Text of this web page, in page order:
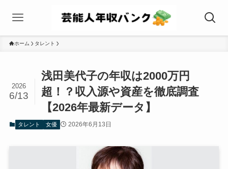
ホーム タレント
浅田美代子の年収は2000万円
超！？収入源や資産を徹底調査
【2026年最新データ】
2026
6/13
タレント 女優 2026年6月13日